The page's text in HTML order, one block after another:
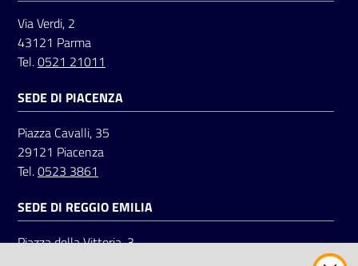
Seguici
su
Via Verdi, 2
43121 Parma
Tel.0521 21011
SEDE DI PIACENZA
Piazza Cavalli, 35
29121 Piacenza
Tel.0523 3861
SEDE DI REGGIO EMILIA
Piazza della Vittoria, 3